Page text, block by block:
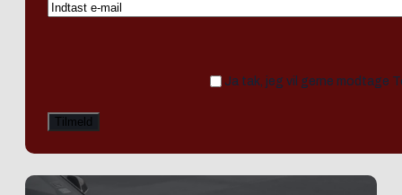
Ja tak, jeg vil gerne modtage